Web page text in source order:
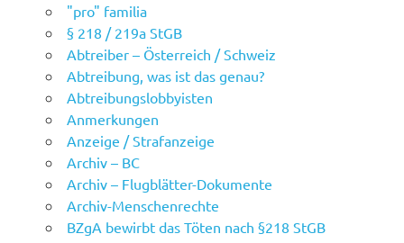
"pro" familia
§ 218 / 219a StGB
Abtreiber – Österreich / Schweiz
Abtreibung, was ist das genau?
Abtreibungslobbyisten
Anmerkungen
Anzeige / Strafanzeige
Archiv – BC
Archiv – Flugblätter-Dokumente
Archiv-Menschenrechte
BZgA bewirbt das Töten nach §218 StGB